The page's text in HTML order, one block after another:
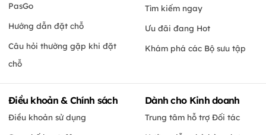
PasGo
Hướng dẫn đặt chỗ
Câu hỏi thường gặp khi đặt
chỗ
Tìm kiếm ngay
Ưu đãi đang Hot
Khám phá các Bộ sưu tập
Điều khoản & Chính sách
Điều khoản sử dụng
Dành cho Kinh doanh
Trung tâm hỗ trợ Đối tác